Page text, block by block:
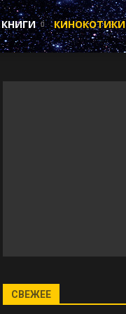
КНИГИ КИНОКОТИКИ
СВЕЖЕЕ